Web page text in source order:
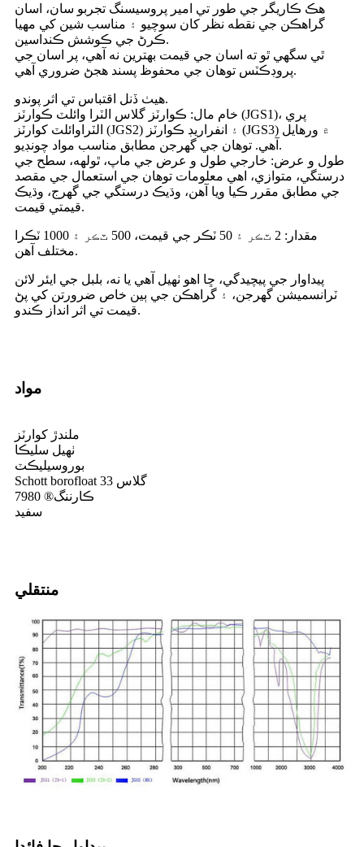
هڪ ڪاريگر جي طور تي امير پروسيسنگ تجربو سان، اسان
گراهڪن جي نقطه نظر کان سوچيو ۽ مناسب شين کي مهيا
ڪرڻ جي ڪوشش ڪنداسين.
ٿي سگهي ٿو ته اسان جي قيمت بهترين نه آهي، پر اسان جي
پروڊڪٽس توهان جي محفوظ پسند هجڻ ضروري آهي.
هيٺ ڏنل اقتباس تي اثر پوندو.
خام مال: ڪوارٽز گلاس الٽرا وائلٽ ڪوارٽز (JGS1)، پري
الٽراوائلٽ کوارٽز (JGS2) ۽ انفراريڊ ڪوارٽز (JGS3) ۾ ورهايل
آهي. توهان جي گهرجن مطابق مناسب مواد چونڊيو.
طول و عرض: خارجي طول و عرض جي ماپ، ٿولهه، سطح جي
درستگي، متوازي، اهي معلومات توهان جي استعمال جي مقصد
جي مطابق مقرر ڪيا ويا آهن، وڌيڪ درستگي جي گهرج، وڌيڪ
قيمتي قيمت.
مقدار: 2 ٽڪر ۽ 50 ٽڪر جي قيمت، 500 ٽڪر ۽ 1000 ٽڪرا
مختلف آهن.
پيداوار جي پيچيدگي، ڇا اهو ٺهيل آهي يا نه، بلبل جي ايئر لائن
ٽرانسميشن گهرجن، ۽ گراهڪن جي ٻين خاص ضرورتن کي پڻ
قيمت تي اثر انداز ڪندو.
مواد
ملندڙ کوارٽز
ٺهيل سليڪا
بوروسيليڪٽ
Schott borofloat 33 گلاس
ڪارننگ® 7980
سفيد
منتقلي